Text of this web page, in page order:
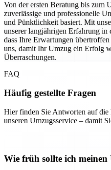
Von der ersten Beratung bis zum
zuverlässige und professionelle
und Pünktlichkeit basiert. Mit
unserer langjährigen Erfahrung in
dass Ihre Erwartungen
uns, damit Ihr Umzug ein Erfolg
Überraschungen.
FAQ
Häufig gestellte Fragen
Hier finden Sie Antworten auf die
unseren Umzugsservice – damit
Wie früh sollte ich meinen